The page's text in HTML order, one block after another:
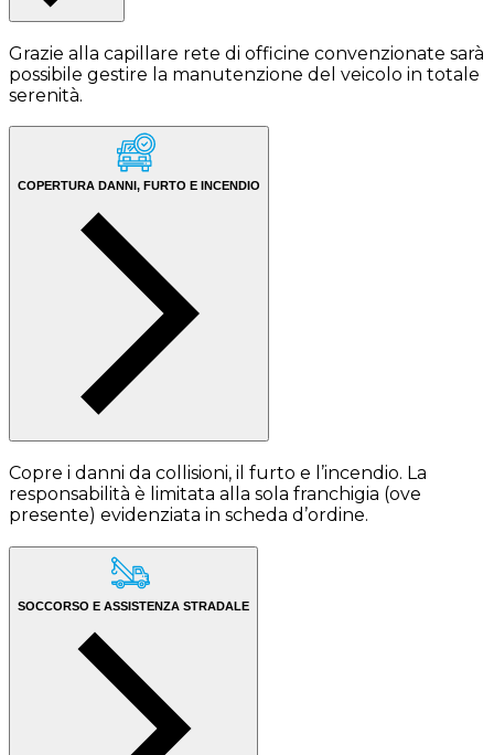
Grazie alla capillare rete di officine convenzionate sarà
possibile gestire la manutenzione del veicolo in totale
serenità.
COPERTURA DANNI, FURTO E INCENDIO
Copre i danni da collisioni, il furto e l’incendio. La
responsabilità è limitata alla sola franchigia (ove
presente) evidenziata in scheda d’ordine.
SOCCORSO E ASSISTENZA STRADALE